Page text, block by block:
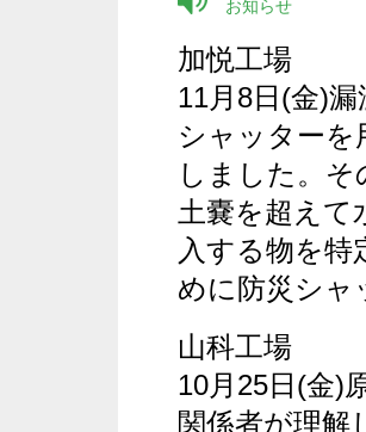
お知らせ
加悦工場
11月8日(金)
シャッターを
しました。
土嚢を超えて
入する物を特
めに防災シャ
山科工場
10月25日(金)
関係者が理解